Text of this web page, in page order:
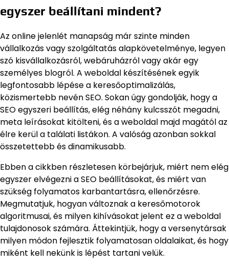
egyszer beállítani mindent?
Az online jelenlét manapság már szinte minden
vállalkozás vagy szolgáltatás alapkövetelménye, legyen
szó kisvállalkozásról, webáruházról vagy akár egy
személyes blogról. A weboldal készítésének egyik
legfontosabb lépése a keresőoptimalizálás,
közismertebb nevén SEO. Sokan úgy gondolják, hogy a
SEO egyszeri beállítás, elég néhány kulcsszót megadni,
meta leírásokat kitölteni, és a weboldal majd magától az
élre kerül a találati listákon. A valóság azonban sokkal
összetettebb és dinamikusabb.
Ebben a cikkben részletesen körbejárjuk, miért nem elég
egyszer elvégezni a SEO beállításokat, és miért van
szükség folyamatos karbantartásra, ellenőrzésre.
Megmutatjuk, hogyan változnak a keresőmotorok
algoritmusai, és milyen kihívásokat jelent ez a weboldal
tulajdonosok számára. Áttekintjük, hogy a versenytársak
milyen módon fejlesztik folyamatosan oldalaikat, és hogy
miként kell nekünk is lépést tartani velük.